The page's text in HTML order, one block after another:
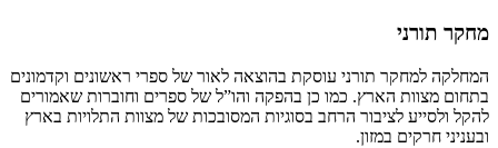
מחקר תורני
המחלקה למחקר תורני עוסקת בהוצאה לאור של ספרי ראשונים וקדמונים
בתחום מצוות הארץ. כמו כן בהפקה והו”ל של ספרים וחוברות שאמורים
להקל ולסייע לציבור הרחב בסוגיות המסובכות של מצוות התלויות בארץ
ובעניני חרקים במזון.